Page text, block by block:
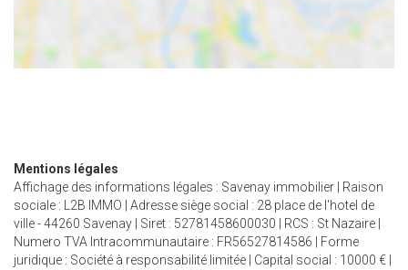
Mentions légales
Affichage des informations légales : Savenay immobilier | Raison
sociale : L2B IMMO | Adresse siège social : 28 place de l'hotel de
ville - 44260 Savenay | Siret : 52781458600030 | RCS : St Nazaire |
Numero TVA Intracommunautaire : FR56527814586 | Forme
juridique : Société à responsabilité limitée | Capital social : 10000 € |